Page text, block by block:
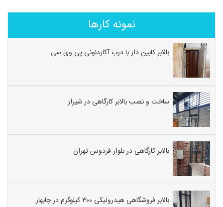
نمونه کارها
بالابر کابین دار با درب آکاردئونی پی وی سی
ساخت و نصب بالابر کارگاهی در شیراز
بالابر کارگاهی در بلوار فردوس تهران
بالابر فروشگاهی هیدرولیکی ۳۰۰ کیلوگرم در چابهار